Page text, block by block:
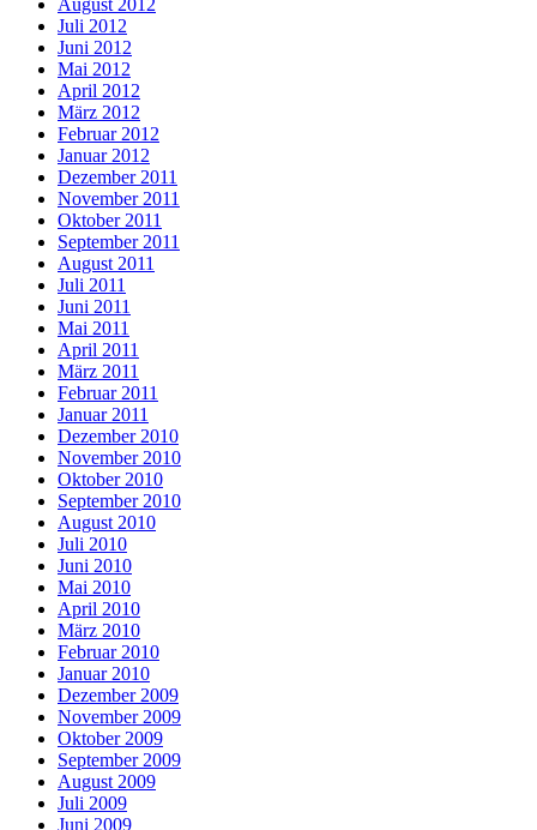
August 2012
Juli 2012
Juni 2012
Mai 2012
April 2012
März 2012
Februar 2012
Januar 2012
Dezember 2011
November 2011
Oktober 2011
September 2011
August 2011
Juli 2011
Juni 2011
Mai 2011
April 2011
März 2011
Februar 2011
Januar 2011
Dezember 2010
November 2010
Oktober 2010
September 2010
August 2010
Juli 2010
Juni 2010
Mai 2010
April 2010
März 2010
Februar 2010
Januar 2010
Dezember 2009
November 2009
Oktober 2009
September 2009
August 2009
Juli 2009
Juni 2009